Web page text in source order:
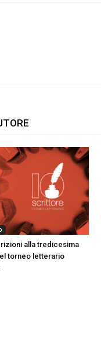
alla tredicesima
torneo letterario